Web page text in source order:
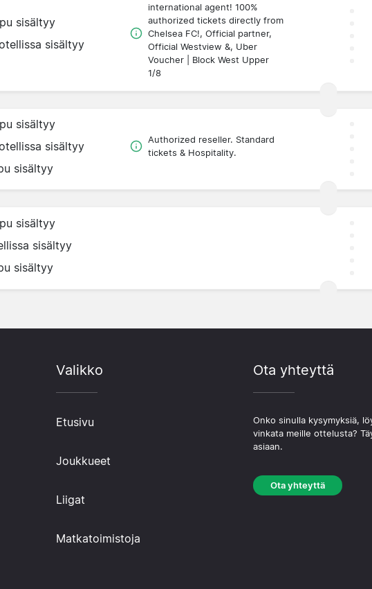
sisältyy
sisältyy
international agent! 100%
authorized tickets directly from
Chelsea FC!, Official partner,
Official Westview &, Uber
Voucher | Block West Upper
1/8
sisältyy
sisältyy
sisältyy
Authorized reseller. Standard
tickets & Hospitality.
sisältyy
sisältyy
sisältyy
Valikko
Etusivu
Joukkueet
Liigat
Matkatoimistoja
Ota yhteyttä
Onko sinulla kysymyksiä,
vinkata meille ottelusta?
asiaan.
Ota yhteyttä